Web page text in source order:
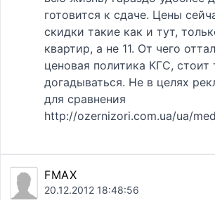
готовится к сдаче. Цены
скидки такие как и тут,
квартир, а не 11. От чего
ценовая политика КГС, стоит
догадываться. Не в целях
для сравнения
http://ozernizori.com.ua/ua/
FMAX
20.12.2012 18:48:56